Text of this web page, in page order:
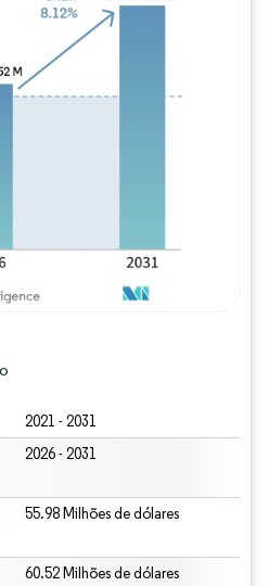
2021 - 2031
2026 - 2031
55.98 Milhões de dólares
60.52 Milhões de dólares